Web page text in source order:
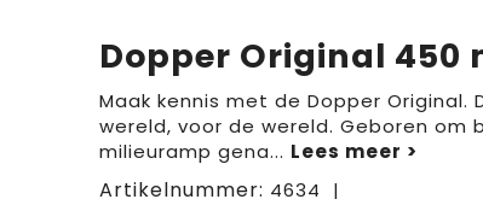
Dopper Original 450
Maak kennis met de Dopper
wereld, voor de wereld. Geboren om
milieuramp gena...
Artikelnummer: 4634